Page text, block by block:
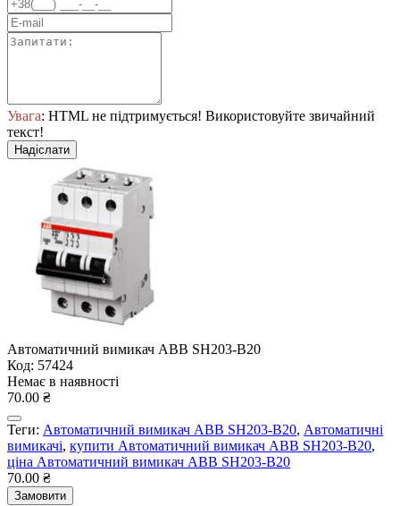
Увага: HTML не підтримується! Використовуйте звичайний
текст!
Надіслати
Автоматичний вимикач ABB SH203-B20
Код: 57424
Немає в наявності
70.00 ₴
Теги: Автоматичний вимикач ABB SH203-B20, Автоматичні
вимикачі, купити Автоматичний вимикач ABB SH203-B20,
ціна Автоматичний вимикач ABB SH203-B20
70.00 ₴
Замовити